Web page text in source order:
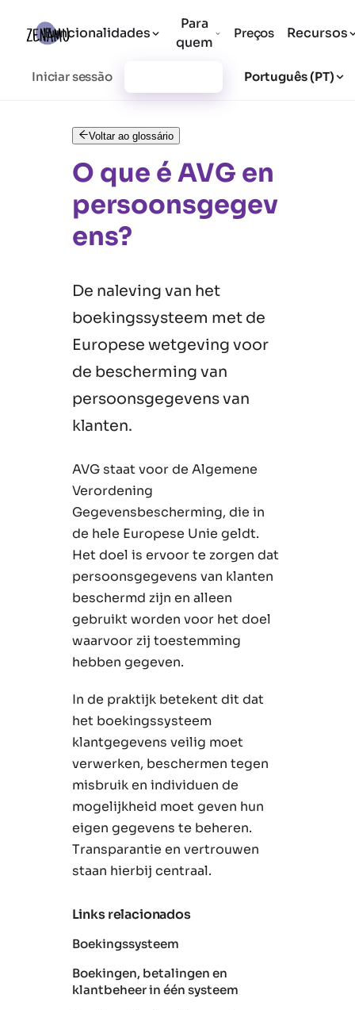
Funcionalidades
Para
quem
Preços Recursos
Iniciar sessão Português (PT)
Voltar ao glossário
O que é AVG en
persoonsgegev
ens?
De naleving van het
boekingssysteem met de
Europese wetgeving voor
de bescherming van
persoonsgegevens van
klanten.
AVG staat voor de Algemene
Verordening
Gegevensbescherming, die in
de hele Europese Unie geldt.
Het doel is ervoor te zorgen dat
persoonsgegevens van klanten
beschermd zijn en alleen
gebruikt worden voor het doel
waarvoor zij toestemming
hebben gegeven.
In de praktijk betekent dit dat
het boekingssysteem
klantgegevens veilig moet
verwerken, beschermen tegen
misbruik en individuen de
mogelijkheid moet geven hun
eigen gegevens te beheren.
Transparantie en vertrouwen
staan hierbij centraal.
Links relacionados
Boekingssysteem
Boekingen, betalingen en
klantbeheer in één systeem